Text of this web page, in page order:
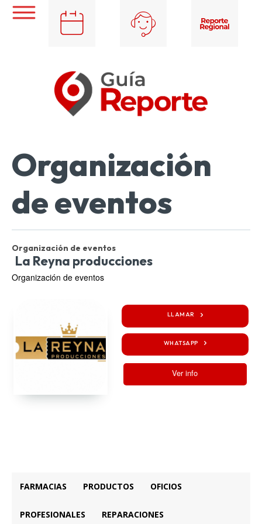
Organización
de eventos
Organización de eventos
La Reyna producciones
Organización de eventos
LLAMAR
WHATSAPP
Ver info
FARMACIAS PRODUCTOS OFICIOS
PROFESIONALES REPARACIONES